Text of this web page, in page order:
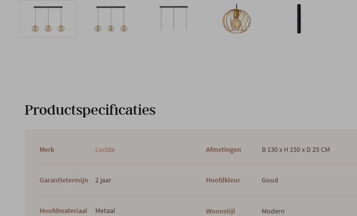
Productspecificaties
Merk Lucide Afmetingen B 130 x H 150 x D 25 CM
Garantietermijn 2 jaar Hoofdkleur Goud
Hoofdmateriaal Metaal Woonstijl Modern